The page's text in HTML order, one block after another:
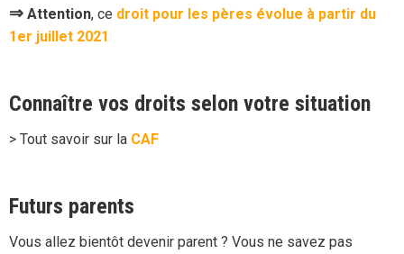
⇒ Attention, ce droit pour les pères évolue à partir du
1er juillet 2021
Connaître vos droits selon votre situation
> Tout savoir sur la CAF
Futurs parents
Vous allez bientôt devenir parent ? Vous ne savez pas